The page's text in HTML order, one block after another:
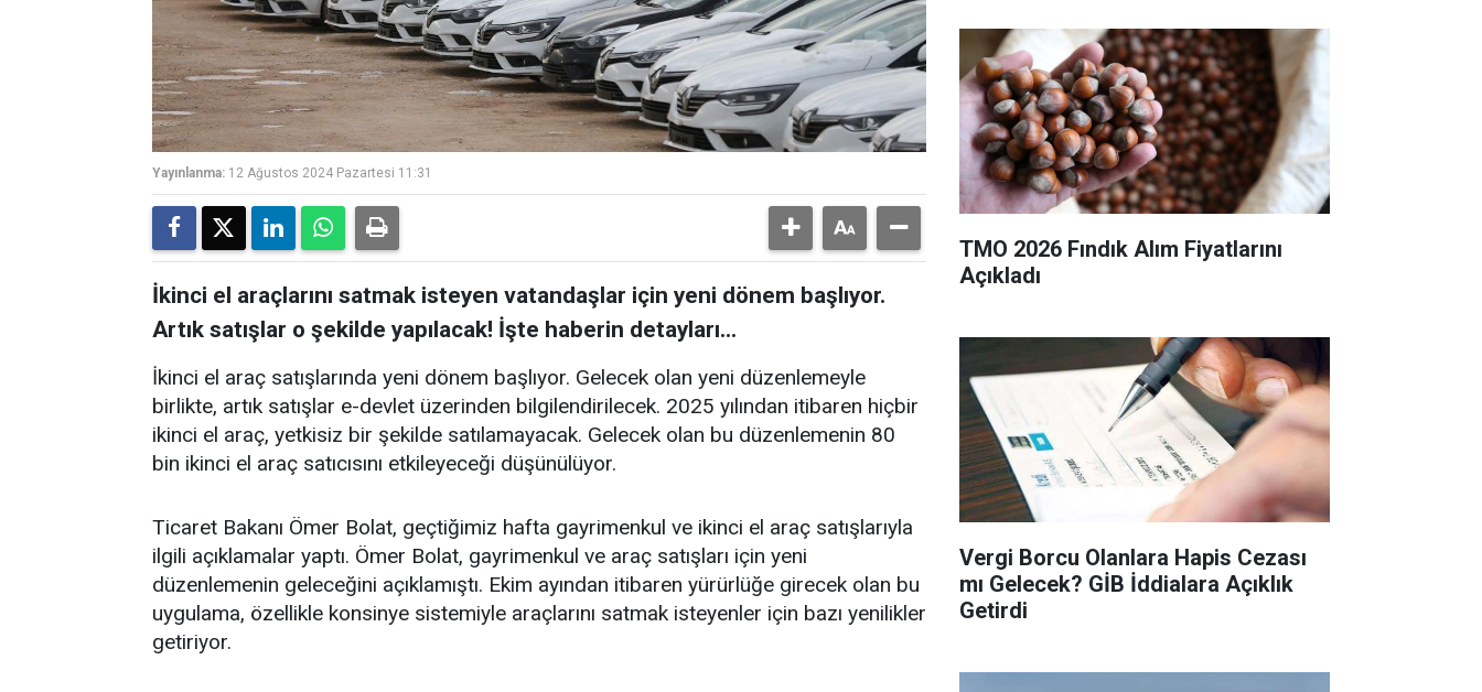
Yayınlanma: 12 Ağustos 2024 Pazartesi 11:31
İkinci el araçlarını satmak isteyen vatandaşlar için yeni dönem başlıyor.
Artık satışlar o şekilde yapılacak! İşte haberin detayları...
İkinci el araç satışlarında yeni dönem başlıyor. Gelecek olan yeni düzenlemeyle
birlikte, artık satışlar e-devlet üzerinden bilgilendirilecek. 2025 yılından itibaren hiçbir
ikinci el araç, yetkisiz bir şekilde satılamayacak. Gelecek olan bu düzenlemenin 80
bin ikinci el araç satıcısını etkileyeceği düşünülüyor.
Ticaret Bakanı Ömer Bolat, geçtiğimiz hafta gayrimenkul ve ikinci el araç satışlarıyla
ilgili açıklamalar yaptı. Ömer Bolat, gayrimenkul ve araç satışları için yeni
düzenlemenin geleceğini açıklamıştı. Ekim ayından itibaren yürürlüğe girecek olan bu
uygulama, özellikle konsinye sistemiyle araçlarını satmak isteyenler için bazı yenilikler
getiriyor.
TMO 2026 Fındık Alım Fiyatlarını
Açıkladı
Vergi Borcu Olanlara Hapis Cezası
mı Gelecek? GİB İddialara Açıklık
Getirdi